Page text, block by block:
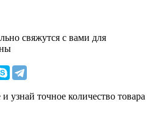
свяжутся с вами для
узнай точное количество товара